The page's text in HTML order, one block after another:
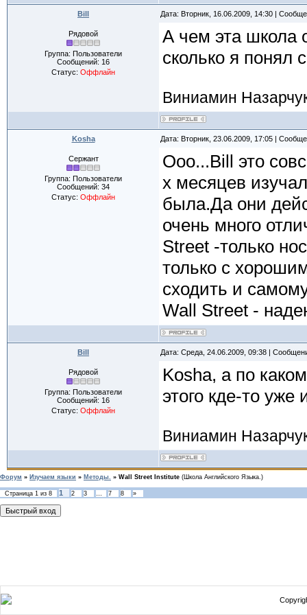
Bill Дата: Вторник, 16.06.2009, 14:30 |
Рядовой
Группа: Пользователи
Сообщений: 16
Статус: Оффлайн
А чем эта школа
сколько я понял
Виниамин
Kosha Дата: Вторник, 23.06.2009, 17:05 |
Сержант
Группа: Пользователи
Сообщений: 34
Статус: Оффлайн
Ооо...Bill это
х месяцев
была.Да они
очень много
Street -только
только с
сходить и
Wall Street -
Bill Дата: Среда, 24.06.2009, 09:38 |
Рядовой
Группа: Пользователи
Сообщений: 16
Статус: Оффлайн
Kosha, а по
этого кде-то уже
Виниамин
Форум » Изучаем языки » Методы. » Wall Street Institute (Школа Английского Языка.)
Страница 1 из 8 1 2 3 … 7 8 »